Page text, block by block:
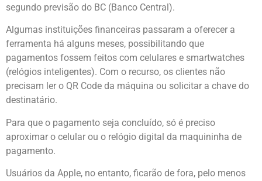
segundo previsão do BC (Banco Central).
Algumas instituições financeiras passaram a oferecer a
ferramenta há alguns meses, possibilitando que
pagamentos fossem feitos com celulares e smartwatches
(relógios inteligentes). Com o recurso, os clientes não
precisam ler o QR Code da máquina ou solicitar a chave do
destinatário.
Para que o pagamento seja concluído, só é preciso
aproximar o celular ou o relógio digital da maquininha de
pagamento.
Usuários da Apple, no entanto, ficarão de fora, pelo menos